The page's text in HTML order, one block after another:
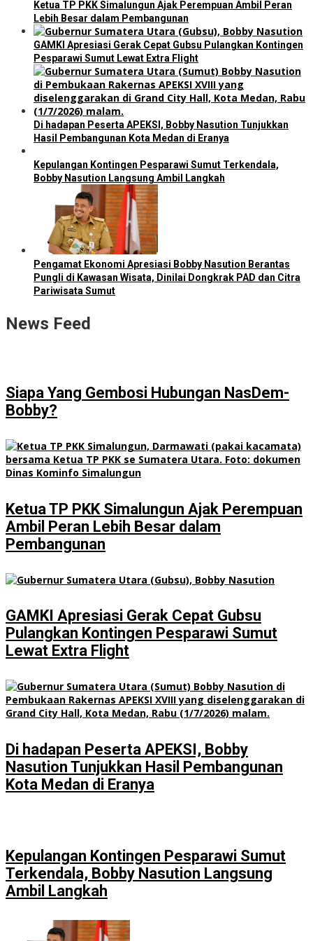
Ketua TP PKK Simalungun Ajak Perempuan Ambil Peran
Lebih Besar dalam Pembangunan
GAMKI Apresiasi Gerak Cepat Gubsu Pulangkan Kontingen
Pesparawi Sumut Lewat Extra Flight
Di hadapan Peserta APEKSI, Bobby Nasution Tunjukkan
Hasil Pembangunan Kota Medan di Eranya
Kepulangan Kontingen Pesparawi Sumut Terkendala,
Bobby Nasution Langsung Ambil Langkah
Pengamat Ekonomi Apresiasi Bobby Nasution Berantas
Pungli di Kawasan Wisata, Dinilai Dongkrak PAD dan Citra
Pariwisata Sumut
News Feed
Siapa Yang Gembosi Hubungan NasDem-
Bobby?
Ketua TP PKK Simalungun Ajak Perempuan
Ambil Peran Lebih Besar dalam
Pembangunan
GAMKI Apresiasi Gerak Cepat Gubsu
Pulangkan Kontingen Pesparawi Sumut
Lewat Extra Flight
Di hadapan Peserta APEKSI, Bobby
Nasution Tunjukkan Hasil Pembangunan
Kota Medan di Eranya
Kepulangan Kontingen Pesparawi Sumut
Terkendala, Bobby Nasution Langsung
Ambil Langkah